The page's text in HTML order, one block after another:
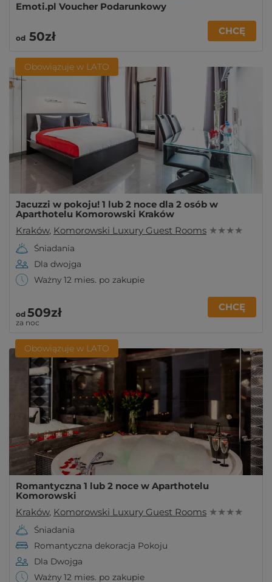
Emoti.pl Voucher Podarunkowy
od 50zł CHCĘ
Obowiązuje w LATO
Jacuzzi w pokoju! 1 lub 2 noce dla 2 osób w
Aparthotelu Komorowski Kraków
Kraków, Komorowski Luxury Guest Rooms ★ ★ ★ ★
Śniadania
Dla dwojga
Ważny 12 mies. po zakupie
od 509zł
za noc
CHCĘ
Obowiązuje w LATO
Romantyczna 1 lub 2 noce w Aparthotelu
Komorowski
Kraków, Komorowski Luxury Guest Rooms ★ ★ ★ ★
Śniadania
Romantyczna dekoracja Pokoju
Dla Dwojga
Ważny 12 mies. po zakupie